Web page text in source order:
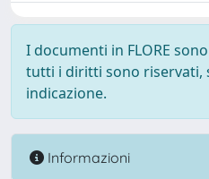
I documenti in FLORE
tutti i diritti sono riservati,
indicazione.
Informazioni